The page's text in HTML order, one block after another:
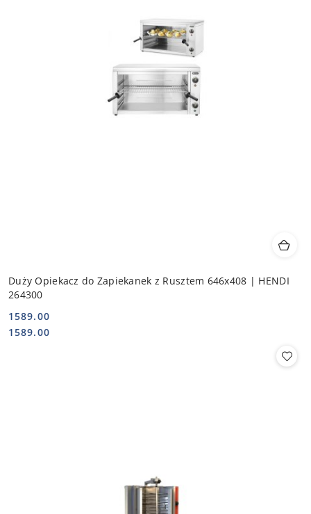
Duży Opiekacz do Zapiekanek z Rusztem 646x408 | HENDI
264300
Cena:
1589.00
Cena:
1589.00